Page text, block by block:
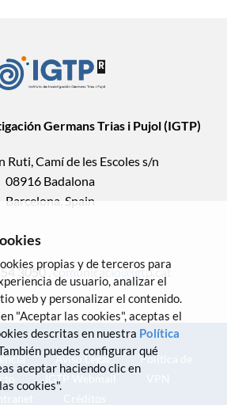
Germans Trias i Pujol (IGTP)
Ruti, Camí de les Escoles s/n
08916 Badalona
Barcelona, Spain
3050 .comunicacio@igtp.cat
Aviso Legal
Política de
IGTP Webmail
propias y de terceros para
de usuario, analizar el
web y personalizar el contenido.
"Aceptar las cookies", aceptas el
descritas en nuestra Política
puedes configurar qué
aceptar haciendo clic en
cookies".